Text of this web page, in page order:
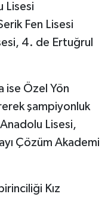
Lisesi
Fen Lisesi
4. de Ertuğrul
ise Özel Yön
şampiyonluk
Lisesi,
Çözüm Akademi
Kız